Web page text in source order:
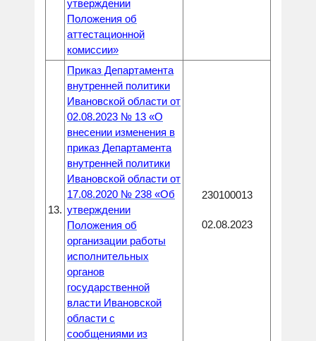
утверждении
Положения об
аттестационной
комиссии»
13.
Приказ Департамента
внутренней политики
Ивановской области от
02.08.2023 № 13 «О
внесении изменения в
приказ Департамента
внутренней политики
Ивановской области от
17.08.2020 № 238 «Об
утверждении
Положения об
организации работы
исполнительных
органов
государственной
власти Ивановской
области с
сообщениями из
230100013
02.08.2023